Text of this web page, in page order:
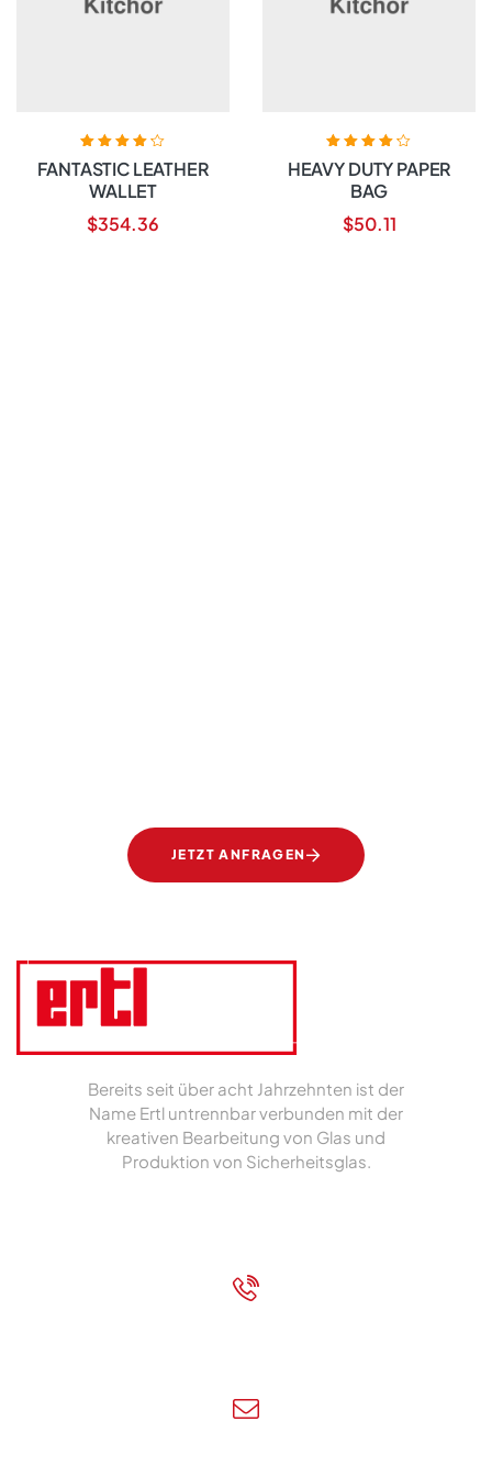
Bewertet mit
4.20 von 5
FANTASTIC LEATHER
WALLET
$354.36
Bewertet mit
4.20von 5
HEAVY DUTY PAPER
BAG
$50.11
JETZT ANFRAGEN
Bereits seit über acht Jahrzehnten ist der
Name Ertl untrennbar verbunden mit der
kreativen Bearbeitung von Glas und
Produktion von Sicherheitsglas.